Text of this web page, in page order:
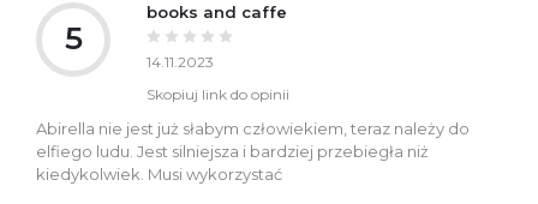
5
books and caffe
14.11.2023
Skopiuj link do opinii
Abirella nie jest już słabym człowiekiem, teraz należy do
elfiego ludu. Jest silniejsza i bardziej przebiegła niż
kiedykolwiek. Musi wykorzystać